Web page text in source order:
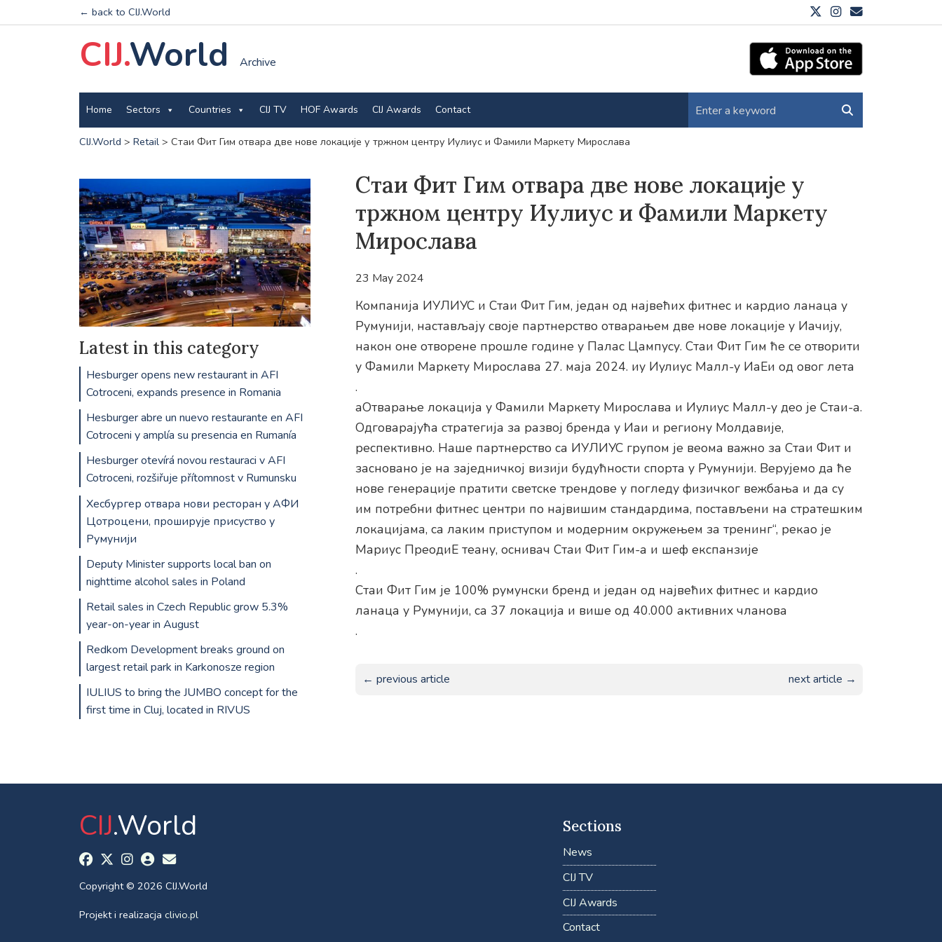
← back to CIJ.World
CIJ.World Archive
Home Sectors Countries CIJ TV HOF Awards CIJ Awards Contact
CIJ.World > Retail> Стаи Фит Гим отвара две нове локације у тржном центру Иулиус и Фамили Маркету Мирослава
Стаи Фит Гим отвара две нове локације у
тржном центру Иулиус и Фамили Маркету
Мирослава
23 May 2024
Компанија ИУЛИУС и Стаи Фит Гим, један од највећих фитнес и кардио ланаца у
Румунији, настављају своје партнерство отварањем две нове локације у Иачију,
након оне отворене прошле године у Палас Цампусу. Стаи Фит Гим ће се отворити
у Фамили Маркету Мирослава 27. маја 2024. иу Иулиус Малл-у ИаЕи од овог лета
.
аОтварање локација у Фамили Маркету Мирослава и Иулиус Малл-у део је Стаи-а.
Одговарајућа стратегија за развој бренда у Иаи и региону Молдавије,
респективно. Наше партнерство са ИУЛИУС групом је веома важно за Стаи Фит и
засновано је на заједничкој визији будућности спорта у Румунији. Верујемо да ће
нове генерације пратити светске трендове у погледу физичког вежбања и да су
им потребни фитнес центри по највишим стандардима, постављени на стратешким
локацијама, са лаким приступом и модерним окружењем за тренинг“, рекао је
Мариус ПреодиЕ теану, оснивач Стаи Фит Гим-а и шеф експанзије
.
Стаи Фит Гим је 100% румунски бренд и један од највећих фитнес и кардио
ланаца у Румунији, са 37 локација и више од 40.000 активних чланова
.
← previous article next article →
Latest in this category
Hesburger opens new restaurant in AFI
Cotroceni, expands presence in Romania
Hesburger abre un nuevo restaurante en AFI
Cotroceni y amplía su presencia en Rumanía
Hesburger otevírá novou restauraci v AFI
Cotroceni, rozšiřuje přítomnost v Rumunsku
Хесбургер отвара нови ресторан у АФИ
Цотроцени, проширује присуство у
Румунији
Deputy Minister supports local ban on
nighttime alcohol sales in Poland
Retail sales in Czech Republic grow 5.3%
year-on-year in August
Redkom Development breaks ground on
largest retail park in Karkonosze region
IULIUS to bring the JUMBO concept for the
first time in Cluj, located in RIVUS
CIJ.World
Copyright © 2026 CIJ.World
Projekt i realizacja clivio.pl
Sections
News
CIJ TV
CIJ Awards
Contact